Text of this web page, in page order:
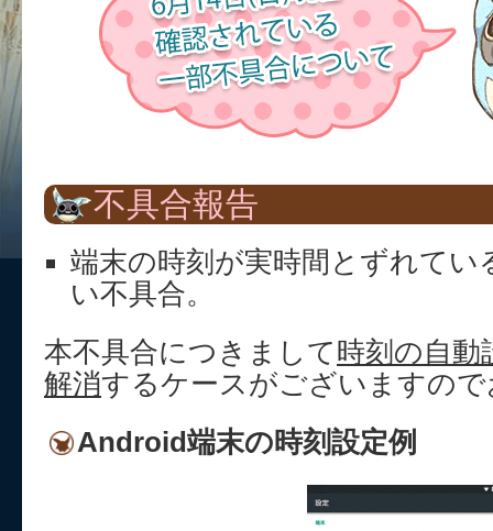
不具合報告
端末の時刻が実時間とずれてい
い不具合。
本不具合につきまして 時刻の自動
解消するケースがございますの
Android端末の時刻設定例